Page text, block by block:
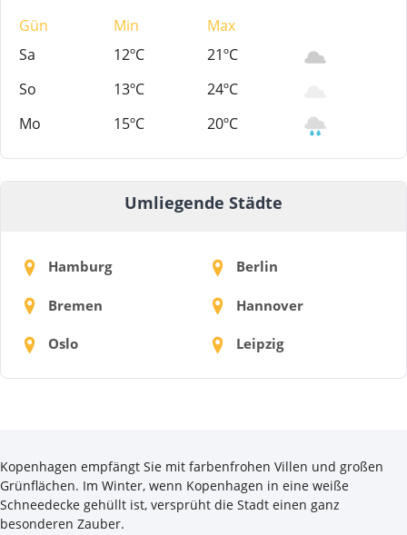
Gün Min
Max
Sa
12ºC
21ºC
So
13ºC
24ºC
Mo
15ºC 20ºC
Umliegende Städte
Hamburg Berlin
Bremen Hannover
Oslo Leipzig
Kopenhagen empfängt Sie mit farbenfrohen Villen und großen
Grünflächen. Im Winter, wenn Kopenhagen in eine weiße
Schneedecke gehüllt ist, versprüht die Stadt einen ganz
besonderen Zauber.